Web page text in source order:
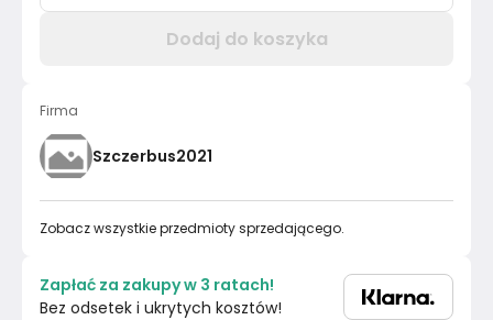
Dodaj do koszyka
Firma
Szczerbus2021
Zobacz wszystkie przedmioty sprzedającego.
Zapłać za zakupy w 3 ratach!
Bez odsetek i ukrytych kosztów!